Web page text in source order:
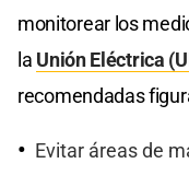
monitorear los
la Unión Eléctrica
recomendadas
Evitar áreas de